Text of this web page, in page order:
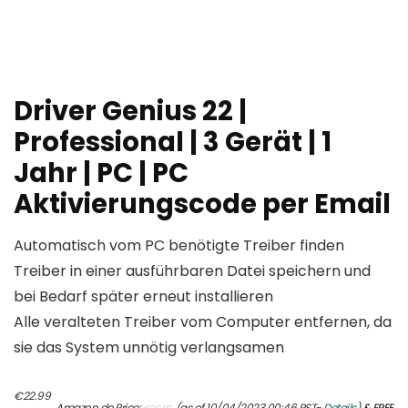
Driver Genius 22 |
Professional | 3 Gerät | 1
Jahr | PC | PC
Aktivierungscode per Email
Automatisch vom PC benötigte Treiber finden
Treiber in einer ausführbaren Datei speichern und
bei Bedarf später erneut installieren
Alle veralteten Treiber vom Computer entfernen, da
sie das System unnötig verlangsamen
€22.99